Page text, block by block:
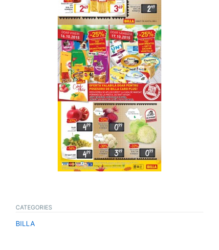
CATEGORIES
BILLA